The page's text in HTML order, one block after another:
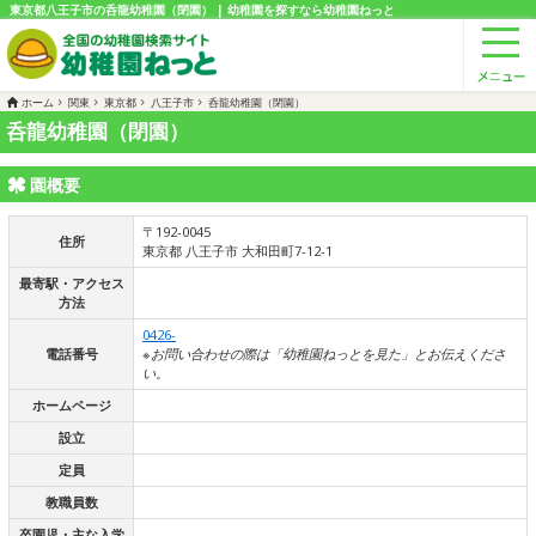
東京都八王子市の呑龍幼稚園（閉園） | 幼稚園を探すなら幼稚園ねっと
ホーム 関東 東京都 八王子市 呑龍幼稚園（閉園）
呑龍幼稚園（閉園）
園概要
住所
〒192-0045
東京都 八王子市 大和田町7-12-1
最寄駅・アクセス
方法
電話番号
0426-
※お問い合わせの際は「幼稚園ねっとを見た」とお伝えくださ
い。
ホームページ
設立
定員
教職員数